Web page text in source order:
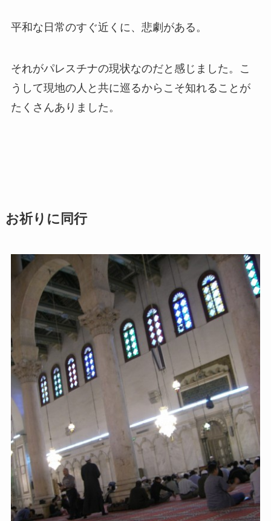
平和な日常のすぐ近くに、悲劇がある。
それがパレスチナの現状なのだと感じました。こ
うして現地の人と共に巡るからこそ知れることが
たくさんありました。
お祈りに同行